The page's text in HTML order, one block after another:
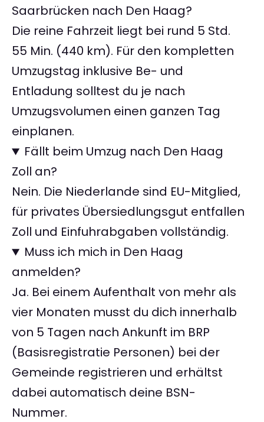
Saarbrücken nach Den Haag?
Die reine Fahrzeit liegt bei rund 5 Std.
55 Min. (440 km). Für den kompletten
Umzugstag inklusive Be- und
Entladung solltest du je nach
Umzugsvolumen einen ganzen Tag
einplanen.
Fällt beim Umzug nach Den Haag
Zoll an?
Nein. Die Niederlande sind EU-Mitglied,
für privates Übersiedlungsgut entfallen
Zoll und Einfuhrabgaben vollständig.
Muss ich mich in Den Haag
anmelden?
Ja. Bei einem Aufenthalt von mehr als
vier Monaten musst du dich innerhalb
von 5 Tagen nach Ankunft im BRP
(Basisregistratie Personen) bei der
Gemeinde registrieren und erhältst
dabei automatisch deine BSN-
Nummer.